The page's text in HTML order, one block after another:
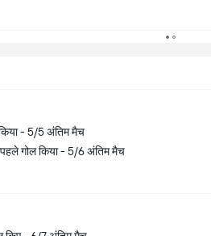
- 5/5 अंतिम मैच
गोल किया - 5/6 अंतिम मैच